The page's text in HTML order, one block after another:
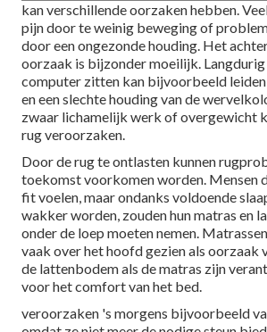
kan verschillende oorzaken hebben.
pijn door te weinig beweging of
door een ongezonde houding. Het
oorzaak is bijzonder moeilijk.
computer zitten kan bijvoorbeeld
en een slechte houding van de
zwaar lichamelijk werk of overgewicht
rug veroorzaken.
Door de rug te ontlasten kunnen
toekomst voorkomen worden. Mensen
fit voelen, maar ondanks voldoende
wakker worden, zouden hun matras en
onder de loep moeten nemen.
vaak over het hoofd gezien als oorzaak
de lattenbodem als de matras zijn
voor het comfort van het bed.
veroorzaken 's morgens bijvoorbeeld